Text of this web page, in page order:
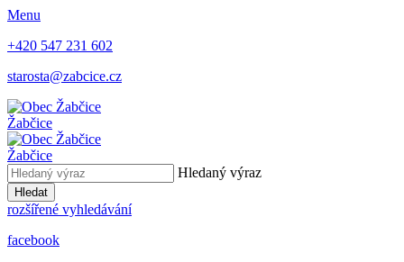
Menu
+420 547 231 602
starosta@zabcice.cz
Žabčice
Žabčice
Hledaný výraz
Hledat
rozšířené vyhledávání
facebook